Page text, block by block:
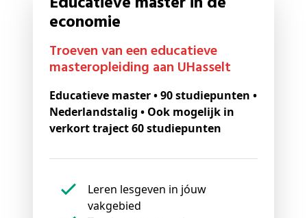
economie
Troeven van een educatieve
masteropleiding aan UHasselt
Educatieve master • 90 studiepunten •
Nederlandstalig • Ook mogelijk in
verkort traject 60 studiepunten
Leren lesgeven in jóuw
vakgebied